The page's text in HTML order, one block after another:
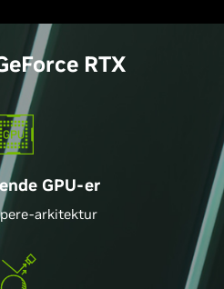
eForce RTX
GPU-er
arkitektur